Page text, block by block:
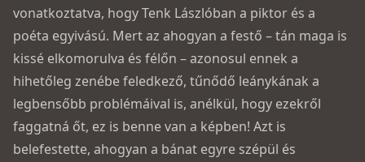
vonatkoztatva, hogy Tenk Lászlóban a piktor és a
poéta egyivású. Mert az ahogyan a festő – tán maga is
kissé elkomorulva és félőn – azonosul ennek a
hihetőleg zenébe feledkező, tűnődő leánykának a
legbensőbb problémáival is, anélkül, hogy ezekről
faggatná őt, ez is benne van a képben! Azt is
belefestette, ahogyan a bánat egyre szépül és